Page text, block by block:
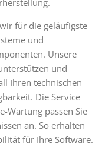
für die geläufigste
und
Unsere
und
Ihren technischen
Die Service
Wartung passen Sie
an. So erhalten
für Ihre Software.